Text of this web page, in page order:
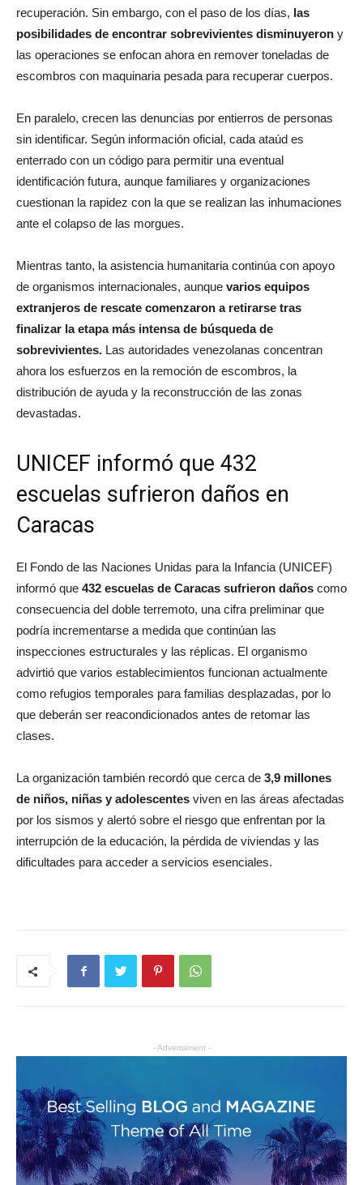
recuperación. Sin embargo, con el paso de los días, las
posibilidades de encontrar sobrevivientes disminuyeron y
las operaciones se enfocan ahora en remover toneladas de
escombros con maquinaria pesada para recuperar cuerpos.
En paralelo, crecen las denuncias por entierros de personas
sin identificar. Según información oficial, cada ataúd es
enterrado con un código para permitir una eventual
identificación futura, aunque familiares y organizaciones
cuestionan la rapidez con la que se realizan las inhumaciones
ante el colapso de las morgues.
Mientras tanto, la asistencia humanitaria continúa con apoyo
de organismos internacionales, aunque varios equipos
extranjeros de rescate comenzaron a retirarse tras
finalizar la etapa más intensa de búsqueda de
sobrevivientes. Las autoridades venezolanas concentran
ahora los esfuerzos en la remoción de escombros, la
distribución de ayuda y la reconstrucción de las zonas
devastadas.
UNICEF informó que 432
escuelas sufrieron daños en
Caracas
El Fondo de las Naciones Unidas para la Infancia (UNICEF)
informó que 432 escuelas de Caracas sufrieron daños como
consecuencia del doble terremoto, una cifra preliminar que
podría incrementarse a medida que continúan las
inspecciones estructurales y las réplicas. El organismo
advirtió que varios establecimientos funcionan actualmente
como refugios temporales para familias desplazadas, por lo
que deberán ser reacondicionados antes de retomar las
clases.
La organización también recordó que cerca de 3,9 millones
de niños, niñas y adolescentes viven en las áreas afectadas
por los sismos y alertó sobre el riesgo que enfrentan por la
interrupción de la educación, la pérdida de viviendas y las
dificultades para acceder a servicios esenciales.
- Advertisment -